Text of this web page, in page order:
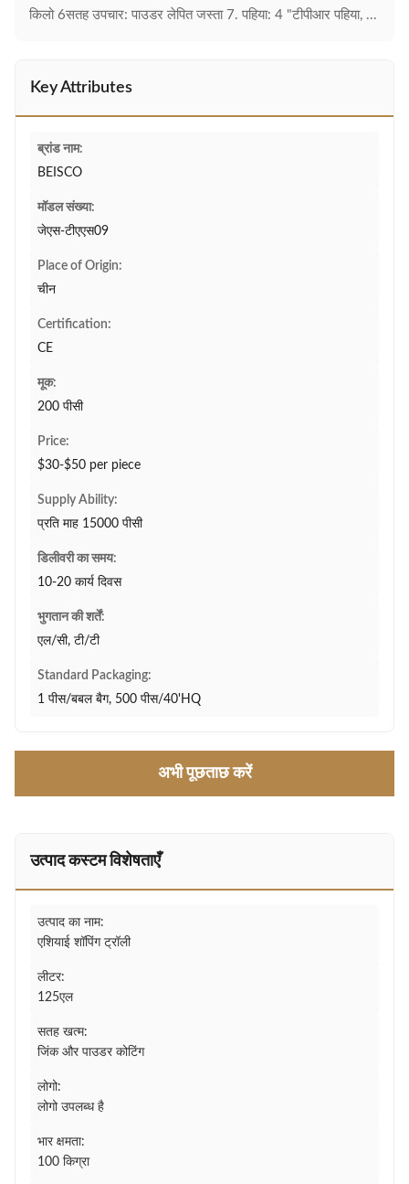
किलो 6सतह उपचार: पाउडर लेपित जस्ता 7. पहिया: 4 "टीपीआर पहिया, ...
Key Attributes
ब्रांड नाम:
BEISCO
मॉडल संख्या:
जेएस-टीएएस09
Place of Origin:
चीन
Certification:
CE
मूक:
200 पीसी
Price:
$30-$50 per piece
Supply Ability:
प्रति माह 15000 पीसी
डिलीवरी का समय:
10-20 कार्य दिवस
भुगतान की शर्तें:
एल/सी, टी/टी
Standard Packaging:
1 पीस/बबल बैग, 500 पीस/40'HQ
अभी पूछताछ करें
उत्पाद कस्टम विशेषताएँ
उत्पाद का नाम:
एशियाई शॉपिंग ट्रॉली
लीटर:
125एल
सतह खत्म:
जिंक और पाउडर कोटिंग
लोगो:
लोगो उपलब्ध है
भार क्षमता:
100 किग्रा